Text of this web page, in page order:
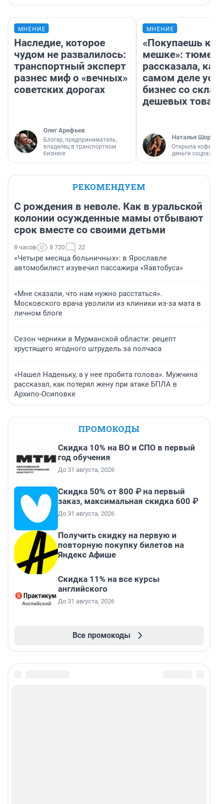
МНЕНИЕ
Наследие, которое
чудом не развалилось:
транспортный эксперт
разнес миф о «вечных»
советских дорогах
Олег Арефьев
Блогер, предприниматель,
владелец в транспортном
бизнесе
МНЕНИЕ
«Покупаешь
мешке»:
рассказала,
самом деле
бизнес со
дешевых
Наталья
Открыла
деньги
РЕКОМЕНДУЕМ
С рождения в неволе. Как в уральской
колонии осужденные мамы отбывают
срок вместе со своими детьми
8 часов 8 720 22
«Четыре месяца больничных»: в Ярославле
автомобилист изувечил пассажира «Яавтобуса»
«Мне сказали, что нам нужно расстаться».
Московского врача уволили из клиники из-за мата в
личном блоге
Сезон черники в Мурманской области: рецепт
хрустящего ягодного штрудель за полчаса
«Нашел Наденьку, а у нее пробита голова». Мужчина
рассказал, как потерял жену при атаке БПЛА в
Архипо-Осиповке
ПРОМОКОДЫ
Скидка 10% на ВО и СПО в первый
год обучения
До 31 августа, 2026
Скидка 50% от 800 ₽ на первый
заказ, максимальная скидка 600 ₽
До 31 августа, 2026
Получить скидку на первую и
повторную покупку билетов на
Яндекс Афише
Скидка 11% на все курсы
английского
До 31 августа, 2026
Все промокоды